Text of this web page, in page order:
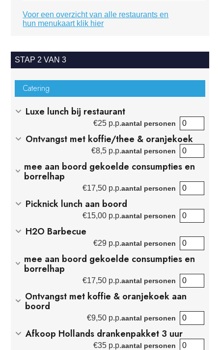
Voor een overzicht van alle restaurants en
hun menukaart klik hier
STAP 2 VAN 3
Catering
Luxe lunch bij restaurant
€25 p.p.aantal personen
Ontvangst met koffie/thee & oranjekoek
€8,5 p.p.aantal personen
mee aan boord gekoelde consumpties en
borrelhap
€17,50 p.p.aantal personen
Picknick lunch aan boord
€15,00 p.p.aantal personen
H2O Barbecue
€29 p.p.aantal personen
mee aan boord gekoelde consumpties en
borrelhap
€17,50 p.p.aantal personen
Ontvangst met koffie & oranjekoek aan
boord
€9,50 p.p.aantal personen
Afkoop Hollands drankenpakket 3 uur
€35 p.p.aantal personen